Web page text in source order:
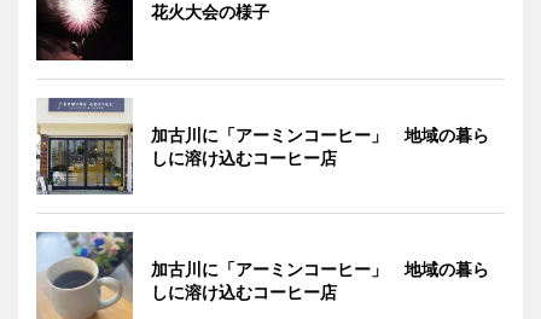
花火大会の様子
加古川に「アーミンコーヒー」 地域の暮ら
しに溶け込むコーヒー店
加古川に「アーミンコーヒー」 地域の暮ら
しに溶け込むコーヒー店